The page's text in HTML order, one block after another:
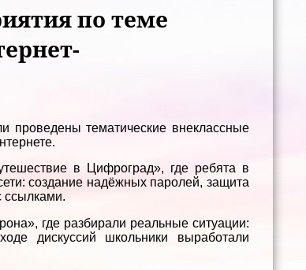
по теме
тематические внеклассные
в Цифроград», где ребята в
создание надёжных паролей, защита
ссылками.
где разбирали реальные ситуации:
дискуссий школьники выработали